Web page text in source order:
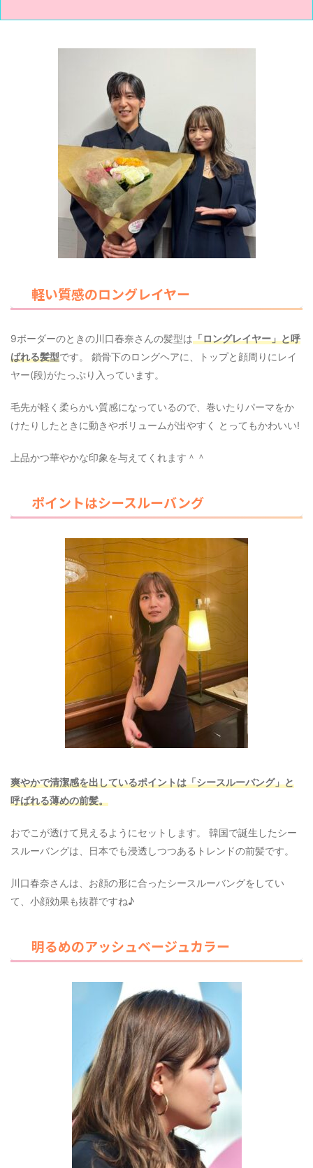
軽い質感のロングレイヤー
9ボーダーのときの川口春奈さんの髪型は「ロングレイヤー」と呼
ばれる髪型です。 鎖骨下のロングヘアに、トップと顔周りにレイ
ヤー(段)がたっぷり入っています。
毛先が軽く柔らかい質感になっているので、巻いたりパーマをか
けたりしたときに動きやボリュームが出やすく とってもかわいい!
上品かつ華やかな印象を与えてくれます＾＾
ポイントはシースルーバング
爽やかで清潔感を出しているポイントは「シースルーバング」と
呼ばれる薄めの前髪。
おでこが透けて見えるようにセットします。 韓国で誕生したシー
スルーバングは、日本でも浸透しつつあるトレンドの前髪です。
川口春奈さんは、お顔の形に合ったシースルーバングをしてい
て、小顔効果も抜群ですね♪
明るめのアッシュベージュカラー